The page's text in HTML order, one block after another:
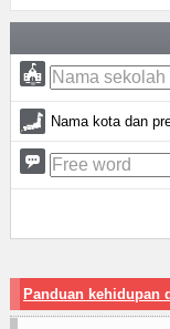
Nama kota dan
Panduan kehidupan